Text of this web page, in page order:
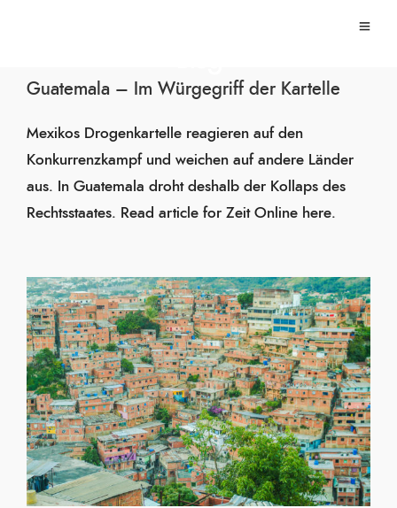
Guatemala – Im Würgegriff der Kartelle
Mexikos Drogenkartelle reagieren auf den
Konkurrenzkampf und weichen auf andere Länder
aus. In Guatemala droht deshalb der Kollaps des
Rechtsstaates. Read article for Zeit Online here.